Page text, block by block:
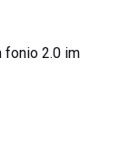
fonio 2.0 im